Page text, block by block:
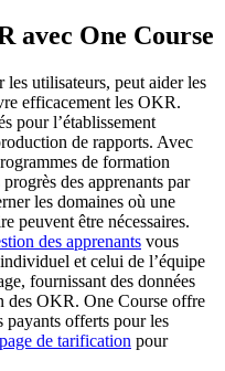
avec One Course
les utilisateurs, peut aider les
efficacement les OKR.
pour l’établissement
de rapports. Avec
de formation
des apprenants par
les domaines où une
peuvent être nécessaires.
des apprenants vous
et celui de l’équipe
fournissant des données
des OKR. One Course offre
payants offerts pour les
page de tarification pour